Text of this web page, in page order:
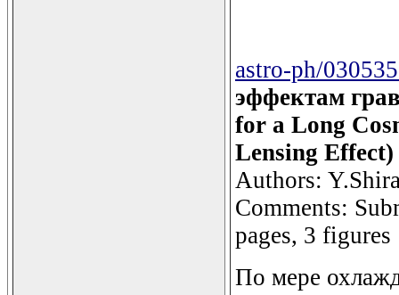
astro-ph/
эффектам
for a Long
Lensing Effect)
Authors:
Comments:
pages, 3 figures
По мере